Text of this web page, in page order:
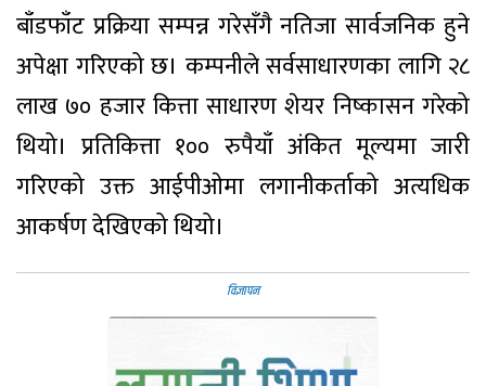
बाँडफाँट प्रक्रिया सम्पन्न गरेसँगै नतिजा सार्वजनिक हुने
अपेक्षा गरिएको छ। कम्पनीले सर्वसाधारणका लागि २८
लाख ७० हजार कित्ता साधारण शेयर निष्कासन गरेको
थियो। प्रतिकित्ता १०० रुपैयाँ अंकित मूल्यमा जारी
गरिएको उक्त आईपीओमा लगानीकर्ताको अत्यधिक
आकर्षण देखिएको थियो।